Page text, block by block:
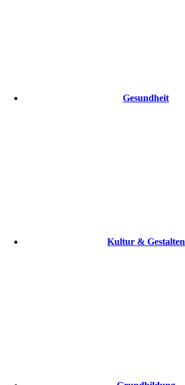
Gesundheit
Kultur & Gestalten